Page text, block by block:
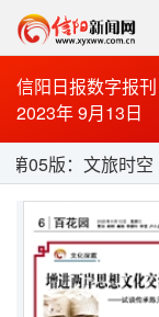
信阳日报数字报刊
2023年 9月13日
第05版：文旅时空